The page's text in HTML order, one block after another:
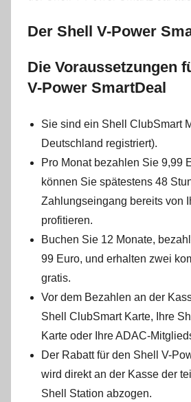
Der Shell V-Power
Die Voraussetzungen
V-Power SmartDeal
Sie sind ein Shell ClubSmart
Deutschland registriert).
Pro Monat bezahlen Sie 9,99
können Sie spätestens 48
Zahlungseingang bereits von
profitieren.
Buchen Sie 12 Monate,
99 Euro, und erhalten zwei
gratis.
Vor dem Bezahlen an der
Shell ClubSmart Karte, Ihre
Karte oder Ihre ADAC-
Der Rabatt für den Shell V-
wird direkt an der Kasse der
Shell Station abzogen.